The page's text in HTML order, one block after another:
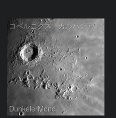
コペルニクス、カルパチア山脈付近
DunkelerMond